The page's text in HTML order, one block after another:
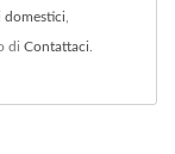
domestici
di Contattaci